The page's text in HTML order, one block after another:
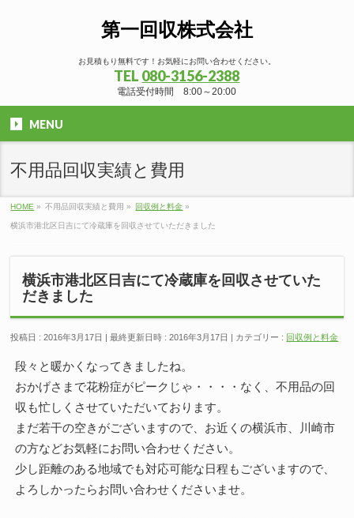
第一回収株式会社
お見積もり無料です！お気軽にお問い合わせください。
TEL 080-3156-2388
電話受付時間 8:00～20:00
MENU
不用品回収実績と費用
HOME » 不用品回収実績と費用 » 回収例と料金 »
横浜市港北区日吉にて冷蔵庫を回収させていただきました
横浜市港北区日吉にて冷蔵庫を回収させていた
だきました
投稿日 : 2016年3月17日 最終更新日時 : 2016年3月17日 カテゴリー : 回収例と料金
段々と暖かくなってきましたね。
おかげさまで花粉症がピークじゃ・・・・なく、不用品の回
収も忙しくさせていただいております。
まだ若干の空きがございますので、お近くの横浜市、川崎市
の方などお気軽にお問い合わせください。
少し距離のある地域でも対応可能な日程もございますので、
よろしかったらお問い合わせくださいませ。